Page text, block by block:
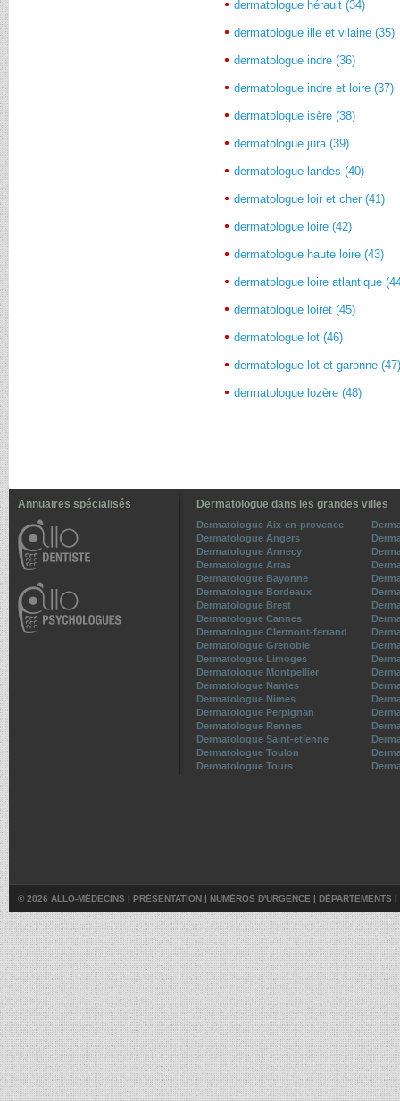
dermatologue hérault (34)
dermatologue ille et vilaine (35)
dermatologue indre (36)
dermatologue indre et loire (37)
dermatologue isère (38)
dermatologue jura (39)
dermatologue landes (40)
dermatologue loir et cher (41)
dermatologue loire (42)
dermatologue haute loire (43)
dermatologue loire atlantique
dermatologue loiret (45)
dermatologue lot (46)
dermatologue lot-et-garonne
dermatologue lozère (48)
Annuaires spécialisés Dermatologue dans les grandes villes
Dermatologue Aix-en-provence
Dermatologue Angers
Dermatologue Annecy
Dermatologue Arras
Dermatologue Bayonne
Dermatologue Bordeaux
Dermatologue Brest
Dermatologue Cannes
Dermatologue Clermont-ferrand
Dermatologue Grenoble
Dermatologue Limoges
Dermatologue Montpellier
Dermatologue Nantes
Dermatologue Nimes
Dermatologue Perpignan
Dermatologue Rennes
Dermatologue Saint-etienne
Dermatologue Toulon
Dermatologue Tours
© 2026 ALLO-MÉDECINS | PRÉSENTATION | NUMÉROS D'URGENCE | DÉPARTEMENTS |